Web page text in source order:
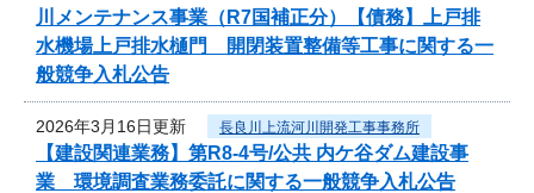
川メンテナンス事業（R7国補正分）【債務】上戸排
水機場上戸排水樋門 開閉装置整備等工事に関する一
般競争入札公告
2026年3月16日更新 長良川上流河川開発工事事務所
【建設関連業務】第R8-4号/公共 内ケ谷ダム建設事
業 環境調査業務委託に関する一般競争入札公告